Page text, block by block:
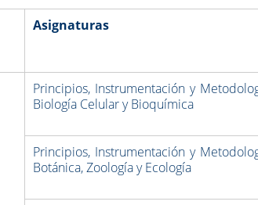
Asignaturas
Principios, Instrumentación y
Biología Celular y Bioquímica
Principios, Instrumentación y
Botánica, Zoología y Ecología